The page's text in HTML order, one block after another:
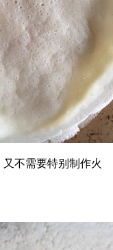
不需要特别制作火